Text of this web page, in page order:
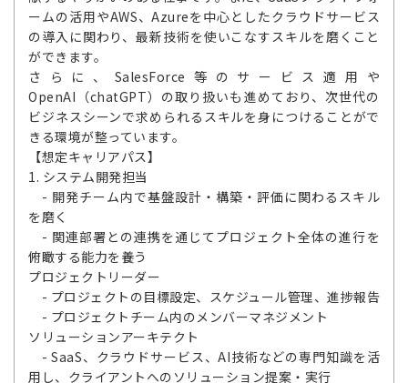
ームの活用やAWS、Azureを中心としたクラウドサービス
の導入に関わり、最新技術を使いこなすスキルを磨くこと
ができます。
さらに、SalesForce等のサービス適用や
OpenAI（chatGPT）の取り扱いも進めており、次世代の
ビジネスシーンで求められるスキルを身につけることがで
きる環境が整っています。
【想定キャリアパス】
1. システム開発担当
- 開発チーム内で基盤設計・構築・評価に関わるスキル
を磨く
- 関連部署との連携を通じてプロジェクト全体の進行を
俯瞰する能力を養う
プロジェクトリーダー
- プロジェクトの目標設定、スケジュール管理、進捗報告
- プロジェクトチーム内のメンバーマネジメント
ソリューションアーキテクト
- SaaS、クラウドサービス、AI技術などの専門知識を活
用し、クライアントへのソリューション提案・実行